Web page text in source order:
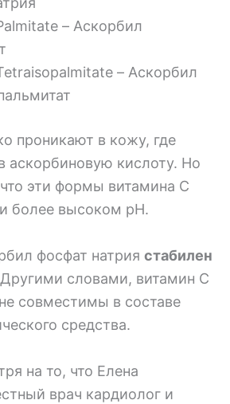
– Аскорбил
– Аскорбил
проникают в кожу, где
аскорбиновую кислоту. Но
эти формы витамина С
более высоком pH.
фосфат натрия стабилен
словами, витамин С
совместимы в составе
средства.
на то, что Елена
врач кардиолог и